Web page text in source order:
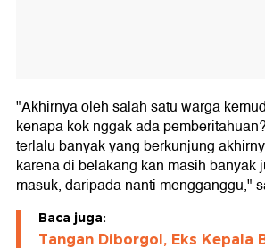
"Akhirnya oleh salah satu warga
kenapa kok nggak ada
terlalu banyak yang berkunjung
karena di belakang kan masih banyak
masuk, daripada nanti mengganggu,"
Baca juga:
Tangan Diborgol, Eks Kepala